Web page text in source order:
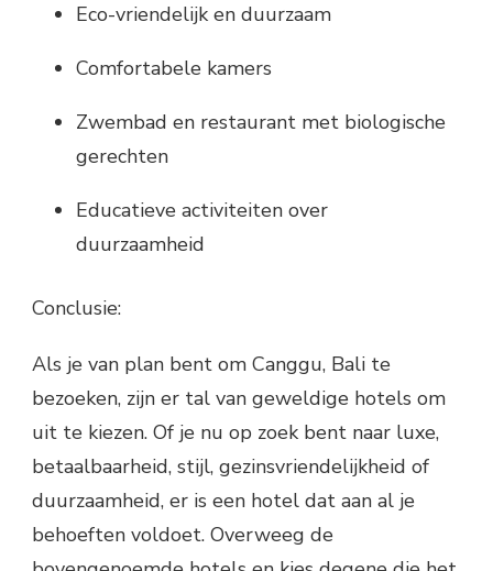
Eco-vriendelijk en duurzaam
Comfortabele kamers
Zwembad en restaurant met biologische
gerechten
Educatieve activiteiten over
duurzaamheid
Conclusie:
Als je van plan bent om Canggu, Bali te
bezoeken, zijn er tal van geweldige hotels om
uit te kiezen. Of je nu op zoek bent naar luxe,
betaalbaarheid, stijl, gezinsvriendelijkheid of
duurzaamheid, er is een hotel dat aan al je
behoeften voldoet. Overweeg de